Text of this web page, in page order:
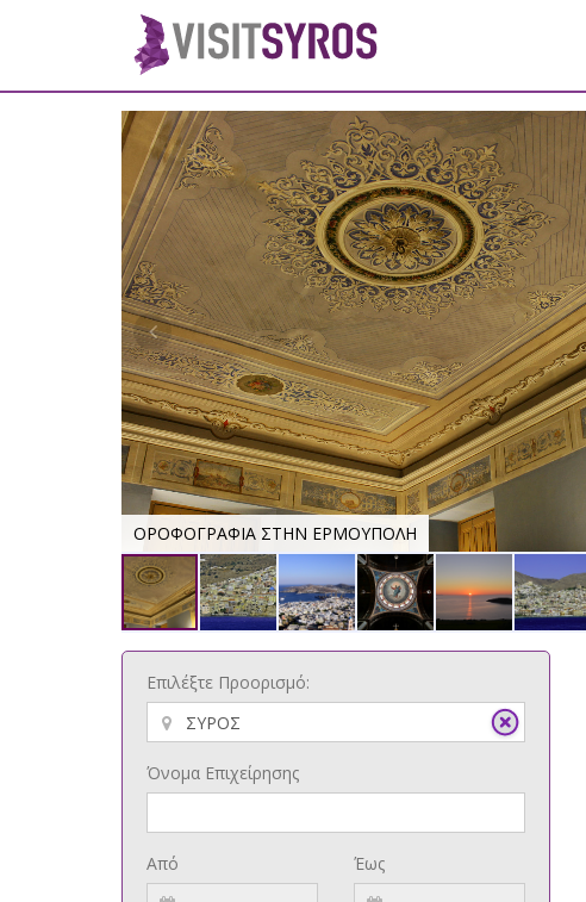
ΟΡΟΦΟΓΡΑΦΙΑ ΣΤΗΝ ΕΡΜΟΥΠΟΛΗ
Επιλέξτε Προορισμό:
Όνομα Επιχείρησης
Από Έως